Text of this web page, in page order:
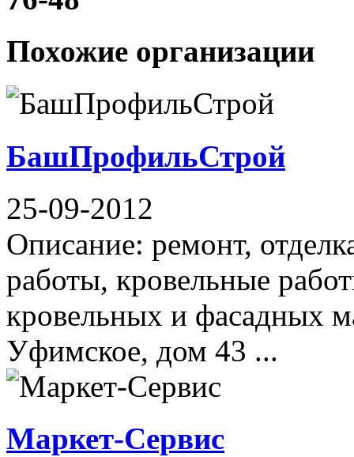
Похожие организации
БашПрофильСтрой
25-09-2012
Описание: ремонт,
работы, кровельные
кровельных и фасадных
Уфимское, дом 43 ...
Маркет-Сервис